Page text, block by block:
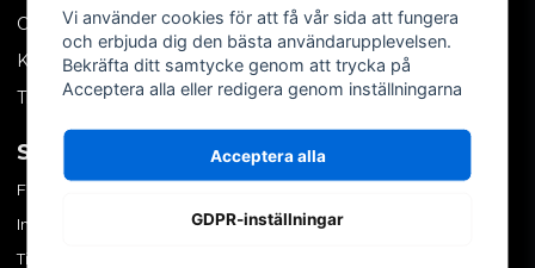
Om oss
Köpvillkor
Tips & trix
SOCIALA MEDIER
Facebook
Instagram
TikTok
MITT KONTO
Skapa konto
Vi använder cookies för att få vår sida att fungera
och erbjuda dig den bästa användarupplevelsen.
Bekräfta ditt samtycke genom att trycka på
Acceptera alla eller redigera genom inställningarna
Acceptera alla
GDPR-inställningar